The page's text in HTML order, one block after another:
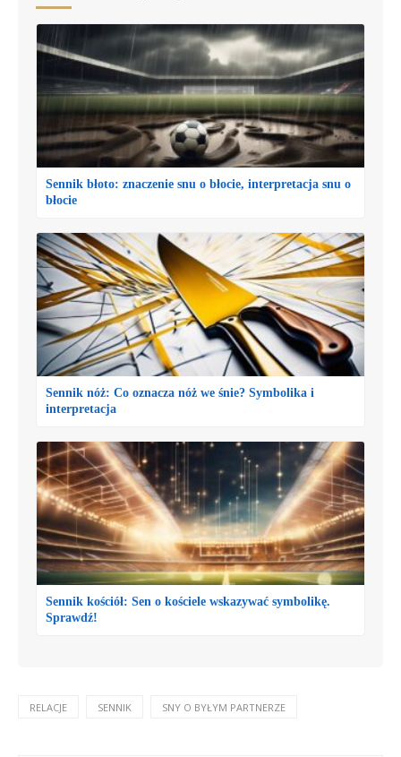
Sennik błoto: znaczenie snu o błocie, interpretacja snu o
błocie
Sennik nóż: Co oznacza nóż we śnie? Symbolika i
interpretacja
Sennik kościół: Sen o kościele wskazywać symbolikę.
Sprawdź!
RELACJE SENNIK SNY O BYŁYM PARTNERZE